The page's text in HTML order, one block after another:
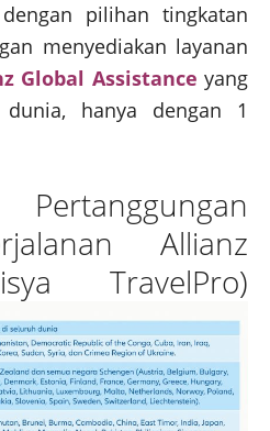
pilihan tingkatan
menyediakan layanan
Global Assistance yang
hanya dengan 1
Allianz
TravelPro)